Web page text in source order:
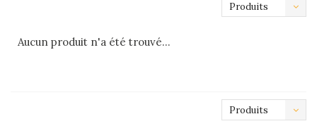
Produits
Aucun produit n'a été trouvé...
Produits